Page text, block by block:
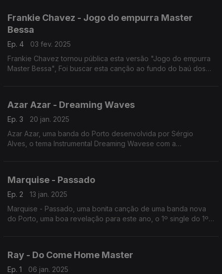
Frankie Chavez - Jogo do empurra Master
Bessa
Ep. 4
03 fev. 2025
Frankie Chavez tornou pública esta versão "Jogo do empurra
Master Bessa", Foi buscar esta canção ao fundo do baú dos
Azar Azar - Dreaming Waves
Ep. 3
20 jan. 2025
Azar Azar, uma banda do Porto desenvolvida por Sérgio
Alves, o tema Instrumental Dreaming Wavese com a
Marquise - Passado
Ep. 2
13 jan. 2025
Marquise - Passado, uma bonita canção de uma banda nova
do Porto, uma boa revelação para este ano, o 1º single do 1º
Ray - Do Come Home Master
Ep. 1
06 jan. 2025